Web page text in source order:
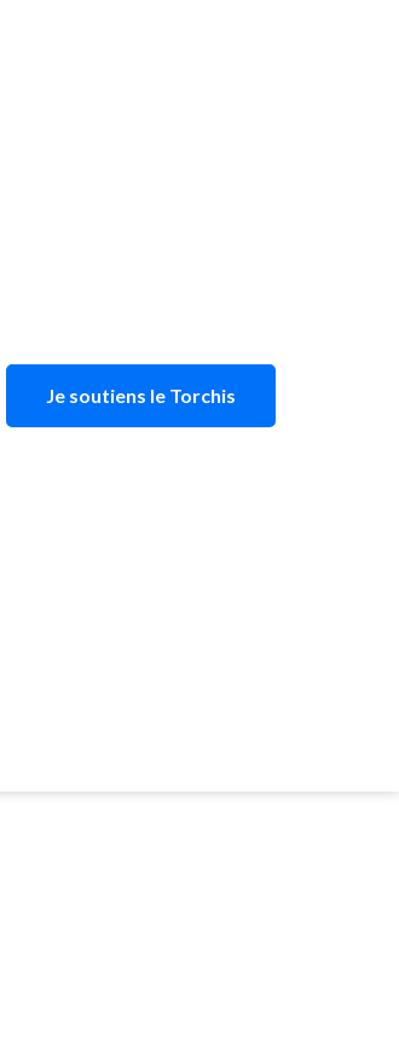
Je soutiens le Torchis